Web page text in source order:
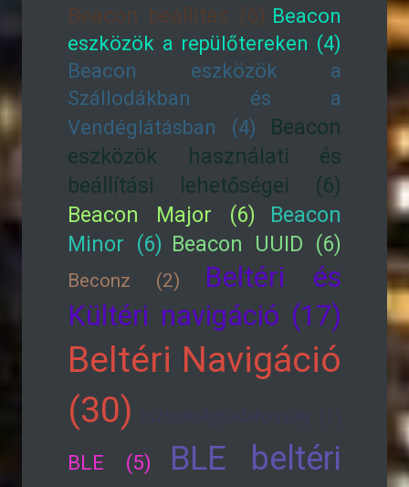
Beacon beállítás (6) Beacon
eszközök a repülőtereken (4)
Beacon eszközök a
Szállodákban és a
Vendéglátásban (4)
Beacon
eszközök használati és
beállítási lehetőségei (6)
Beacon Major (6)
Beacon
Minor (6) Beacon UUID (6)
Beconz (2)
Beltéri és
Kültéri navigáció (17)
Beltéri Navigáció
(30)
BLE (5)
BLE beltéri